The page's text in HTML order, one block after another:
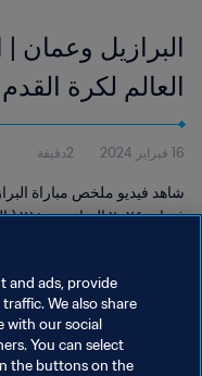
العالم لكرة
2024 دبي™ | فيديو ملخص
16 فبراير 2024 2دقيقة
فبراير ٢٠٢٤ الساعة ٢١:٠٠ (بالتوقيت المحلي).
سياسة الخصوصية
and ads, provide
We also share
with our social
You can select
the buttons on the